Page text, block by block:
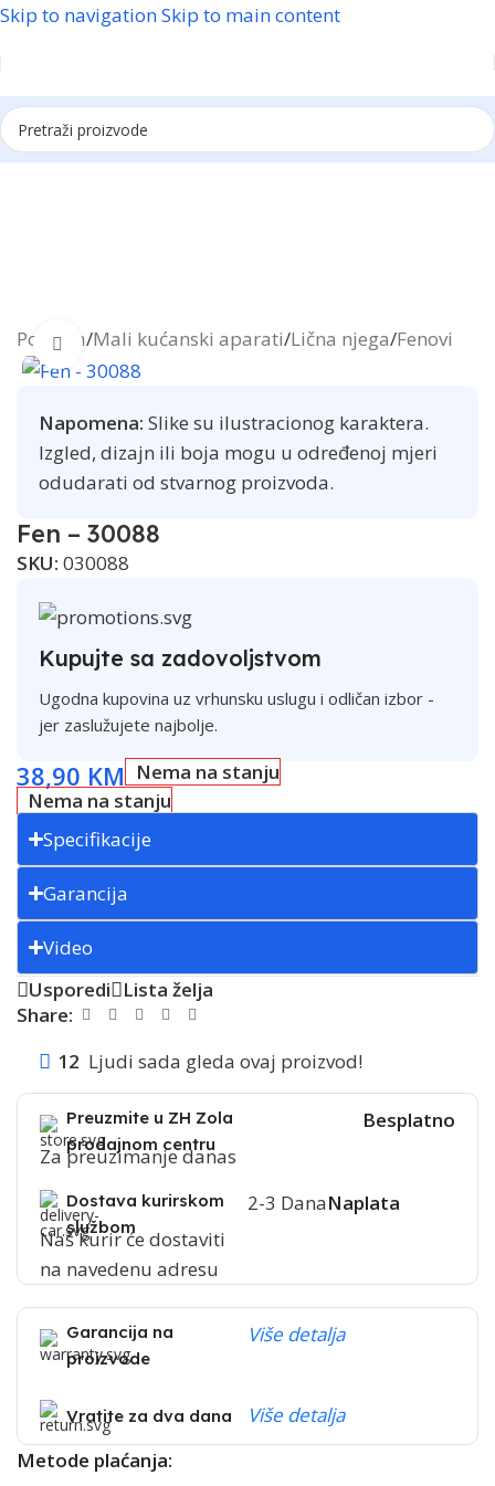
Skip to navigationSkip to main content
Reklama
Početna/Mali kućanski aparati/Lična njega/Fenovi
Click to enlarge
Napomena: Slike su ilustracionog karaktera.
Izgled, dizajn ili boja mogu u određenoj mjeri
odudarati od stvarnog proizvoda.
Fen – 30088
SKU: 030088
Kupujte sa zadovoljstvom
Ugodna kupovina uz vrhunsku uslugu i odličan izbor -
jer zaslužujete najbolje.
38,90 KM
Nema na stanju
Nema na stanju
Specifikacije
Garancija
Video
Usporedi
Lista želja
Share:
12 Ljudi sada gleda ovaj proizvod!
Preuzmite u ZH Zola
prodajnom centru
Za preuzimanje danas
Besplatno
Dostava kurirskom
službom
Naš kurir će dostaviti
na navedenu adresu
2-3 DanaNaplata
Garancija na
proizvode
Više detalja
Vratite za dva dana
Više detalja
Metode plaćanja: